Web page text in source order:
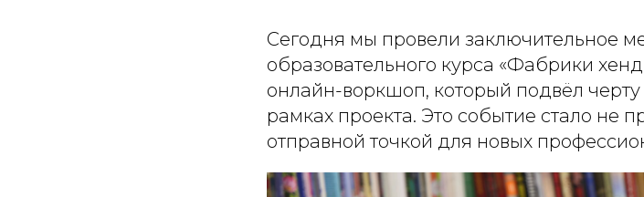
Сегодня мы провели заключительное
образовательного курса «Фабрики
онлайн-воркшоп, который подвёл
рамках проекта. Это событие стало не
отправной точкой для новых